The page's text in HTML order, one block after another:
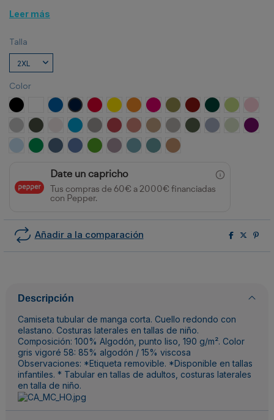
Leer más
Talla
Color
NEGRO BLANCOROYAL MARINOROJO AMARILLONARANJAROSETONVERDE MILITAR
GRANATEVERDE BOTELLA
VERDE
GRIS VIGOREPLOMO OSCURO
BLANCO VINTAGE
TURQUESA
OPALO ROJO CRISANTEMO
NARANJA CLAY
ARENA GRIS PIEDRAVERDE AVENTURA
AZUL ZENVERDE
CELESTEVERDE KELLY
AZUL DENIMAZUL RIVIERA
VERDE GRASS
LAVANDAAZUL LAVADO
AZUL DUSTYNARANJA GREEK
Date un capricho
Tus compras de 60€ a 2000€ financiadas
con Pepper.
Añadir a la comparación
Descripción
Camiseta tubular de manga corta. Cuello redondo con
elastano. Costuras laterales en tallas de niño.
Composición: 100% Algodón, punto liso, 190 g/m². Color
gris vigoré 58: 85% algodón / 15% viscosa
Observaciones: *Etiqueta removible. *Disponible en tallas
infantiles. * Tabular en tallas de adultos, costuras laterales
en talla de niño.